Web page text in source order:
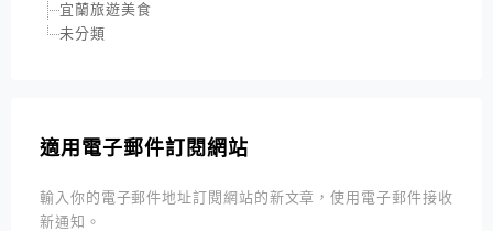
宜蘭旅遊美食
未分類
適用電子郵件訂閱網站
輸入你的電子郵件地址訂閱網站的新文章，使用電子郵件接收
新通知。